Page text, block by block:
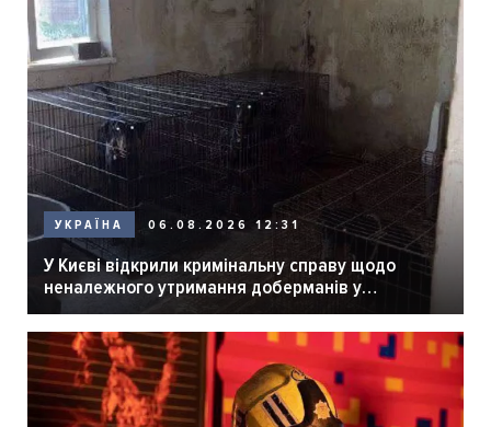
УКРАЇНА 06.08.2026 12:31
У Києві відкрили кримінальну справу щодо
неналежного утримання доберманів у
розпліднику